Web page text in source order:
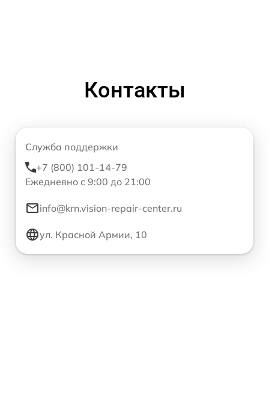
Контакты
Служба поддержки
+7 (800) 101-14-79
Ежедневно с 9:00 до 21:00
info@krn.vision-repair-center.ru
ул. Красной Армии, 10